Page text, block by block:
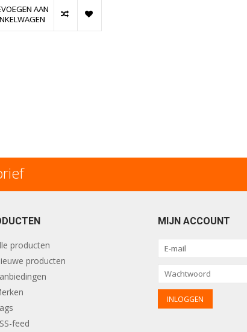
AAN
producten
producten
feed
MIJN ACCOUNT